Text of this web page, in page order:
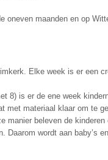
oneven maanden en op
Elke week is er een
8) is er de ene week
met materiaal klaar om te
manier beleven de
Daarom wordt aan baby’s